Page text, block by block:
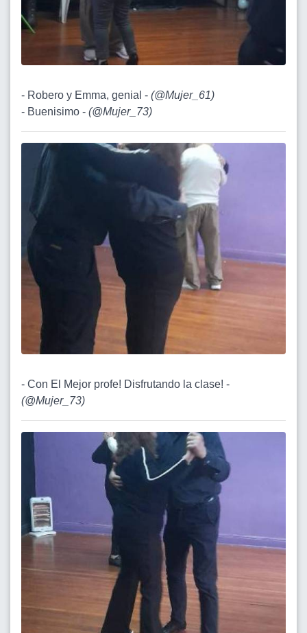
- Robero y Emma, genial - (@Mujer_61)
- Buenisimo - (@Mujer_73)
- Con El Mejor profe! Disfrutando la clase! -
(@Mujer_73)